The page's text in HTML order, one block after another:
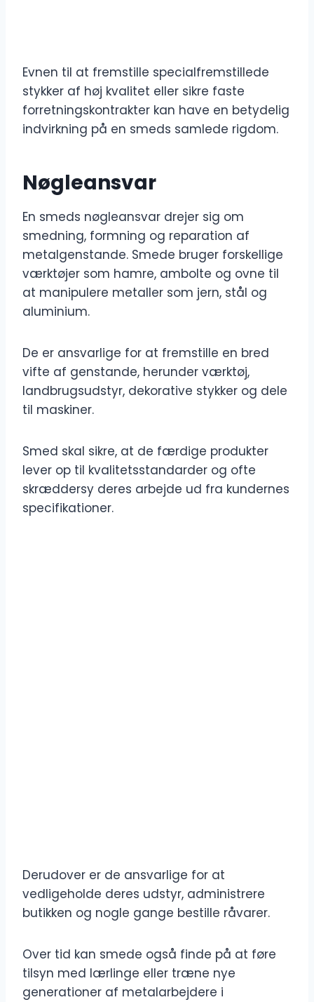
Evnen til at fremstille specialfremstillede
stykker af høj kvalitet eller sikre faste
forretningskontrakter kan have en betydelig
indvirkning på en smeds samlede rigdom.
Nøgleansvar
En smeds nøgleansvar drejer sig om
smedning, formning og reparation af
metalgenstande. Smede bruger forskellige
værktøjer som hamre, ambolte og ovne til
at manipulere metaller som jern, stål og
aluminium.
De er ansvarlige for at fremstille en bred
vifte af genstande, herunder værktøj,
landbrugsudstyr, dekorative stykker og dele
til maskiner.
Smed skal sikre, at de færdige produkter
lever op til kvalitetsstandarder og ofte
skræddersy deres arbejde ud fra kundernes
specifikationer.
Derudover er de ansvarlige for at
vedligeholde deres udstyr, administrere
butikken og nogle gange bestille råvarer.
Over tid kan smede også finde på at føre
tilsyn med lærlinge eller træne nye
generationer af metalarbejdere i